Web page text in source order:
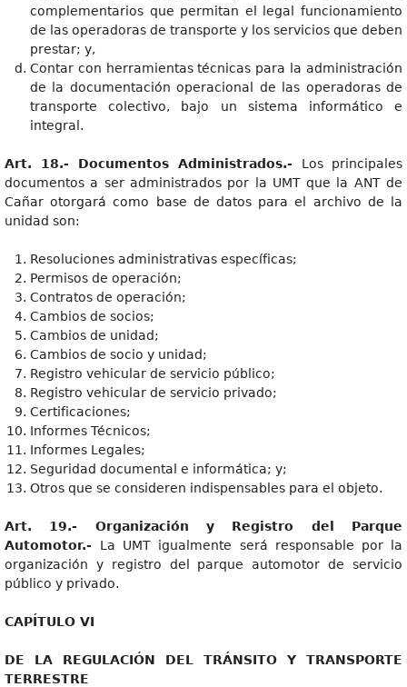
complementarios que permitan el legal funcionamiento
de las operadoras de transporte y los servicios que deben
prestar; y,
Contar con herramientas técnicas para la administración
de la documentación operacional de las operadoras de
transporte colectivo, bajo un sistema informático e
integral.
Art. 18.- Documentos Administrados.- Los principales
documentos a ser administrados por la UMT que la ANT de
Cañar otorgará como base de datos para el archivo de la
unidad son:
Resoluciones administrativas específicas;
Permisos de operación;
Contratos de operación;
Cambios de socios;
Cambios de unidad;
Cambios de socio y unidad;
Registro vehicular de servicio público;
Registro vehicular de servicio privado;
Certificaciones;
Informes Técnicos;
Informes Legales;
Seguridad documental e informática; y;
Otros que se consideren indispensables para el objeto.
Art. 19.- Organización y Registro del Parque
Automotor.- La UMT igualmente será responsable por la
organización y registro del parque automotor de servicio
público y privado.
CAPÍTULO VI
DE LA REGULACIÓN DEL TRÁNSITO Y TRANSPORTE
TERRESTRE